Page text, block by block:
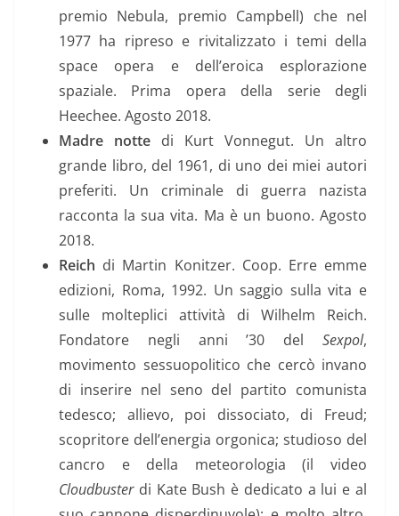
premio Nebula, premio Campbell) che nel
1977 ha ripreso e rivitalizzato i temi della
space opera e dell’eroica esplorazione
spaziale. Prima opera della serie degli
Heechee. Agosto 2018.
Madre notte di Kurt Vonnegut. Un altro
grande libro, del 1961, di uno dei miei autori
preferiti. Un criminale di guerra nazista
racconta la sua vita. Ma è un buono. Agosto
2018.
Reich di Martin Konitzer. Coop. Erre emme
edizioni, Roma, 1992. Un saggio sulla vita e
sulle molteplici attività di Wilhelm Reich.
Fondatore negli anni ’30 del Sexpol,
movimento sessuopolitico che cercò invano
di inserire nel seno del partito comunista
tedesco; allievo, poi dissociato, di Freud;
scopritore dell’energia orgonica; studioso del
cancro e della meteorologia (il video
Cloudbusterdi Kate Bush è dedicato a lui e al